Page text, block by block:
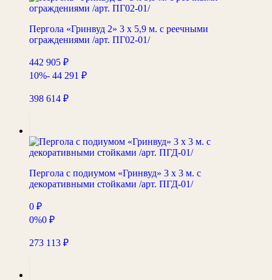
Пергола «Гринвуд 2» 3 х 5,9 м. с реечными
ограждениями /арт. ПГ02-01/
442 905 ₽
10%- 44 291 ₽
398 614 ₽
Пергола с подиумом «Гринвуд» 3 х 3 м. с
декоративными стойками /арт. ПГД-01/
0 ₽
0%0 ₽
273 113 ₽